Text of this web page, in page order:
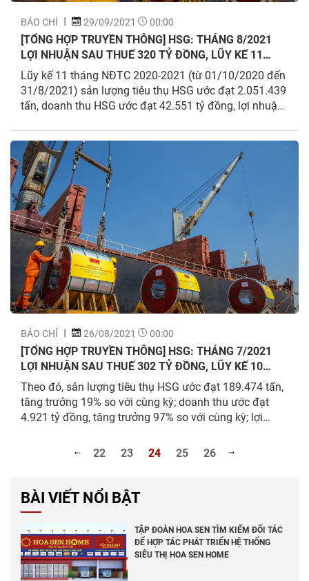
BÁO CHÍ 29/09/2021 00:00
[TỔNG HỢP TRUYỀN THÔNG] HSG: THÁNG 8/2021
LỢI NHUẬN SAU THUẾ 320 TỶ ĐỒNG, LŨY KẾ 11
THÁNG ĐẠT 3.994 TỶ ĐỒNG, HOÀN THÀNH 266% KẾ
HOẠCH LỢI NHUẬN SAU THUẾ
Lũy kế 11 tháng NĐTC 2020-2021 (từ 01/10/2020 đến
31/8/2021) sản lượng tiêu thụ HSG ước đạt 2.051.439
tấn, doanh thu HSG ước đạt 42.551 tỷ đồng, lợi nhuận
HSG đã thực hiện được 114% kế hoạch sản lượng,
129% kế hoạch doanh...
BÁO CHÍ 26/08/2021 00:00
[TỔNG HỢP TRUYỀN THÔNG] HSG: THÁNG 7/2021
LỢI NHUẬN SAU THUẾ 302 TỶ ĐỒNG, LŨY KẾ 10
THÁNG ĐẠT 3.674 TỶ ĐỒNG, HOÀN THÀNH 245% KẾ
HOẠCH LỢI NHUẬN SAU THUẾ
Theo đó, sản lượng tiêu thụ HSG ước đạt 189.474 tấn,
tăng trưởng 19% so với cùng kỳ; doanh thu ước đạt
4.921 tỷ đồng, tăng trưởng 97% so với cùng kỳ; lợi
124% so với cùng kỳ. Lũy kế 10 tháng NĐTC 2020-
22 23 24 25 26
BÀI VIẾT NỔI BẬT
TẬP ĐOÀN HOA SEN TÌM KIẾM ĐỐI TÁC
ĐỂ HỢP TÁC PHÁT TRIỂN HỆ THỐNG
SIÊU THỊ HOA SEN HOME